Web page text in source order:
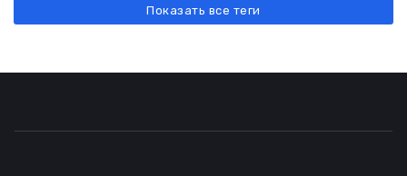
Показать все теги